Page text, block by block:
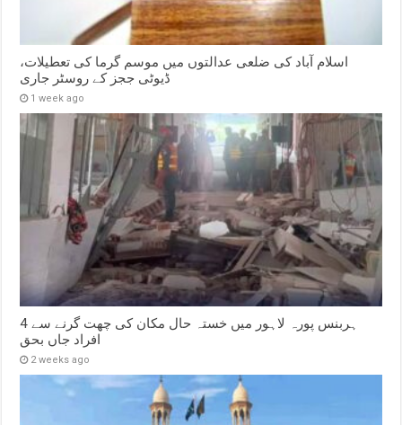
اسلام آباد کی ضلعی عدالتوں میں موسم گرما کی تعطیلات،
ڈیوٹی ججز کے روسٹر جاری
1 week ago
ہربنس پورہ لاہور میں خستہ حال مکان کی چھت گرنے سے 4
افراد جاں بحق
2 weeks ago